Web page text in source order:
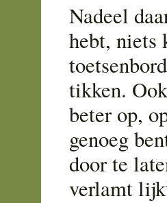
Nadeel
hebt, niets
tikken.
beter op,
genoeg
door te
verlamt